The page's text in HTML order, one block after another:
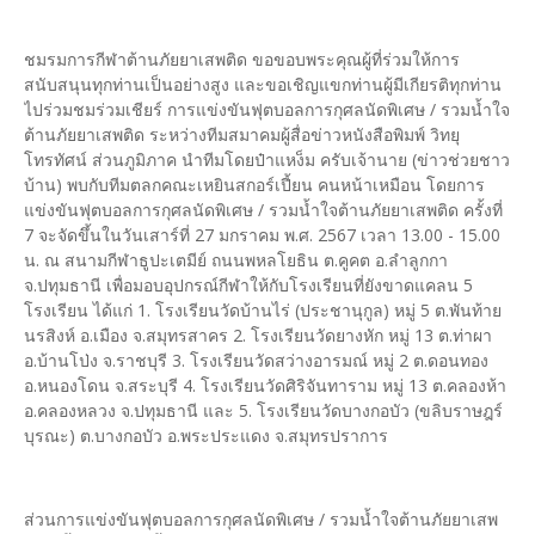
ชมรมการกีฬาต้านภัยยาเสพติด ขอขอบพระคุณผู้ที่ร่วมให้การ
สนับสนุนทุกท่านเป็นอย่างสูง และขอเชิญแขกท่านผู้มีเกียรติทุกท่าน
ไปร่วมชมร่วมเชียร์ การแข่งขันฟุตบอลการกุศลนัดพิเศษ / รวมน้ำใจ
ต้านภัยยาเสพติด ระหว่างทีมสมาคมผู้สื่อข่าวหนังสือพิมพ์ วิทยุ
โทรทัศน์ ส่วนภูมิภาค นำทีมโดยป๋าแหง็ม ครับเจ้านาย (ข่าวช่วยชาว
บ้าน) พบกับทีมตลกคณะเหยินสกอร์เปี้ยน คนหน้าเหมือน โดยการ
แข่งขันฟุตบอลการกุศลนัดพิเศษ / รวมน้ำใจต้านภัยยาเสพติด ครั้งที่
7 จะจัดขึ้นในวันเสาร์ที่ 27 มกราคม พ.ศ. 2567 เวลา 13.00 - 15.00
น. ณ สนามกีฬาธูปะเตมีย์ ถนนพหลโยธิน ต.คูคต อ.ลำลูกกา
จ.ปทุมธานี เพื่อมอบอุปกรณ์กีฬาให้กับโรงเรียนที่ยังขาดแคลน 5
โรงเรียน ได้แก่ 1. โรงเรียนวัดบ้านไร่ (ประชานุกูล) หมู่ 5 ต.พันท้าย
นรสิงห์ อ.เมือง จ.สมุทรสาคร 2. โรงเรียนวัดยางหัก หมู่ 13 ต.ท่าผา
อ.บ้านโป่ง จ.ราชบุรี 3. โรงเรียนวัดสว่างอารมณ์ หมู่ 2 ต.ดอนทอง
อ.หนองโดน จ.สระบุรี 4. โรงเรียนวัดศิริจันทาราม หมู่ 13 ต.คลองห้า
อ.คลองหลวง จ.ปทุมธานี และ 5. โรงเรียนวัดบางกอบัว (ขลิบราษฎร์
บุรณะ) ต.บางกอบัว อ.พระประแดง จ.สมุทรปราการ
ส่วนการแข่งขันฟุตบอลการกุศลนัดพิเศษ / รวมน้ำใจต้านภัยยาเสพ